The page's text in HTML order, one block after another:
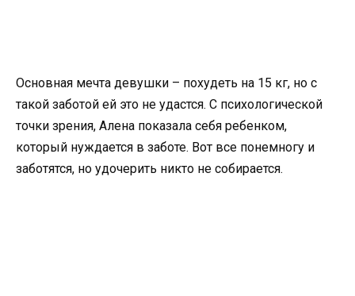
Основная мечта девушки – похудеть на 15 кг, но с
такой заботой ей это не удастся. С психологической
точки зрения, Алена показала себя ребенком,
который нуждается в заботе. Вот все понемногу и
заботятся, но удочерить никто не собирается.